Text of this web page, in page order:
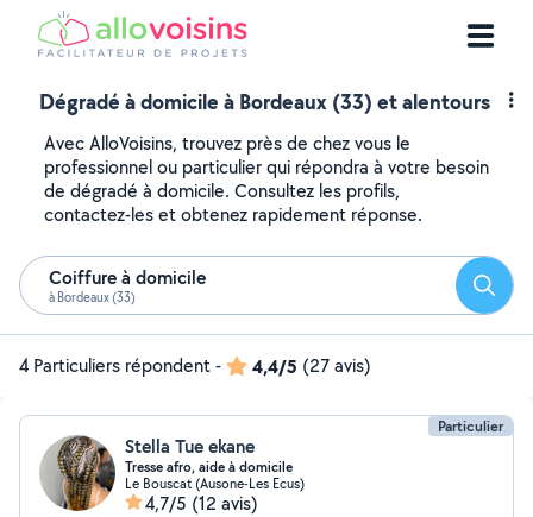
Dégradé à domicile à Bordeaux (33) et alentours
Avec AlloVoisins, trouvez près de chez vous le
professionnel ou particulier qui répondra à votre besoin
de dégradé à domicile. Consultez les profils,
contactez-les et obtenez rapidement réponse.
Coiffure à domicile
à Bordeaux (33)
4 Particuliers répondent- 4,4/5 (27 avis)
Particulier
Stella Tue ekane
Tresse afro, aide à domicile
Le Bouscat (Ausone-Les Ecus)
4,7/5 (12 avis)